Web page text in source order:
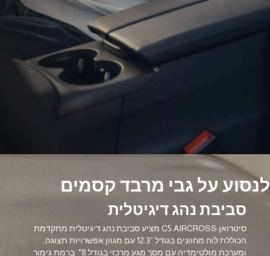
לנסוע על גבי מרבד קסמים
סביבת נהג דיגיטלית
סיטרואן C5 AIRCROSS מציע סביבת נהג דיגיטלית מתקדמת
הכוללת לוח מחוונים בגודל ”12.3 עם מגוון אפשרויות תצוגה,
ומערכת מולטימדיה עם מסך מגע מרכזי בגודל 8" ברמת גימור